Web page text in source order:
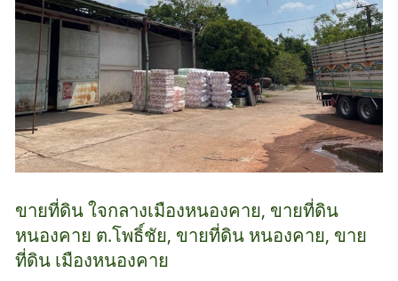
ขายที่ดิน ใจกลางเมืองหนองคาย, ขายที่ดิน
หนองคาย ต.โพธิ์ชัย, ขายที่ดิน หนองคาย, ขาย
ที่ดิน เมืองหนองคาย